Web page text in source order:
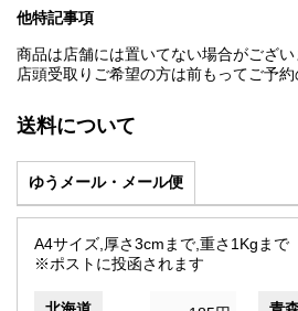
他特記事項
商品は店舗には置いてない場合がござい
店頭受取りご希望の方は前もってご予約
送料について
ゆうメール・メール便
A4サイズ,厚さ3cmまで,重さ1Kgまで
※ポストに投函されます